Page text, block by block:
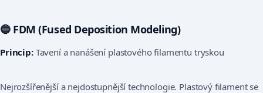
🔵 FDM (Fused Deposition Modeling)
Princip:Tavení a nanášení plastového filamentu tryskou
Nejrozšířenější a nejdostupnější technologie. Plastový filament se